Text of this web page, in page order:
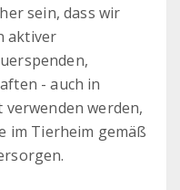
sein, dass wir
aktiver
- auch in
werden,
im Tierheim gemäß